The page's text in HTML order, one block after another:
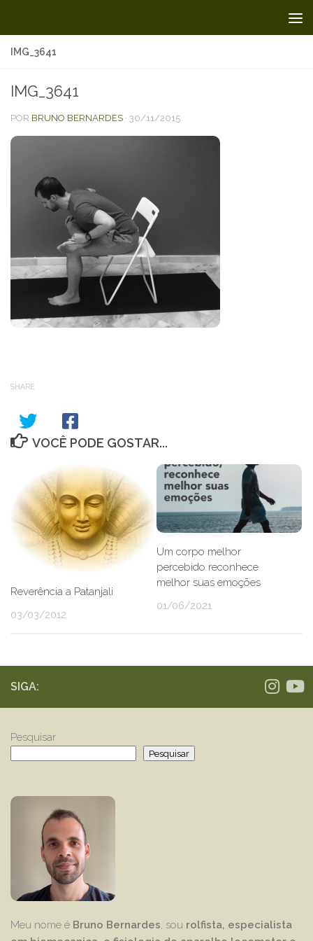
IMG_3641
IMG_3641
POR BRUNO BERNARDES · 30/11/2015
SHARE
VOCÊ PODE GOSTAR...
Reverência a Patanjali
03/03/2012
Um corpo melhor
percebido reconhece
melhor suas emoções
01/06/2021
SIGA:
Pesquisar
Pesquisar
Meu nome é Bruno Bernardes, sou rolfista, especialista